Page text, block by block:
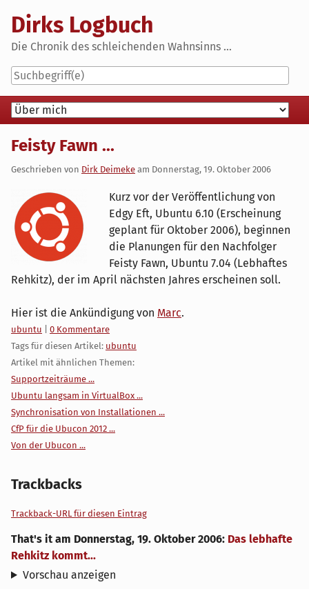
content
Dirks Logbuch
Die Chronik des schleichenden Wahnsinns ...
Navigation
Feisty Fawn ...
Geschrieben von Dirk Deimeke am Donnerstag, 19. Oktober 2006
Kurz vor der Veröffentlichung von
Edgy Eft, Ubuntu 6.10 (Erscheinung
geplant für Oktober 2006), beginnen
die Planungen für den Nachfolger
Feisty Fawn, Ubuntu 7.04 (Lebhaftes
Rehkitz), der im April nächsten Jahres erscheinen soll.
Hier ist die Ankündigung von Marc.
Kategorien:
ubuntu
0 Kommentare
Tags für diesen Artikel: ubuntu
Artikel mit ähnlichen Themen:
Supportzeiträume ...
Ubuntu langsam in VirtualBox ...
Synchronisation von Installationen ...
CfP für die Ubucon 2012 ...
Von der Ubucon ...
Trackbacks
Trackback-URL für diesen Eintrag
That's it am Donnerstag, 19. Oktober 2006: Das lebhafte
Rehkitz kommt...
Vorschau anzeigen